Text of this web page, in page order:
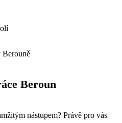
Berouně
Beroun
nástupem? Právě pro vás